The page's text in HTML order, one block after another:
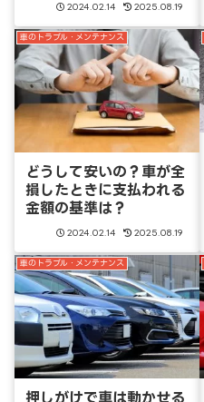
2024.02.14 2025.08.19
車のトラブル・メンテナンス
どうして安いの？車が全
損したときに支払われる
金額の基準は？
2024.02.14 2025.08.19
車のトラブル・メンテナンス
押しがけで車は動かせる